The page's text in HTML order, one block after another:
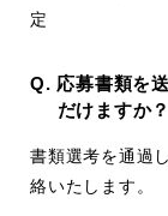
定
Q. 応募書類を
だけますか？
書類選考を通過
絡いたします。